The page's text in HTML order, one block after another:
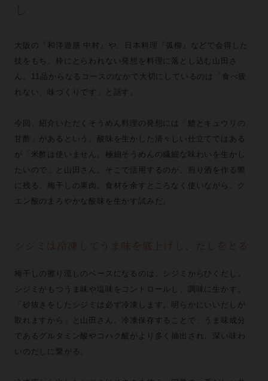
し
大阪の『和洋遊膳 中村』や、日本料理『弧柳』などで会得した
技をもち、枠にとらわれない発想を料理に落とし込む山田さ
ん。11品からなるコースのなかで大切にしているのは「食べ疲
れない、味づくりです」と話す。
今回、紹介いただくそうめん料理の発想には「鱧とキュウリの
甘酢」があるという。酸味を生かした清々しい仕立てではある
が「米酢は使いません。極細そうめんの繊細な味わいを生かし
たいので」と山田さん。そこで活用するのが、煎り酒を作る際
に残る、梅干しの果肉。食材を余すところなく使いながら、ク
エン酸のまろやかな酸味を生かす試みだ。
シジミは冷凍してうま味を底上げし、だしをとる
梅干しの擦り流しのベースになるのは、シジミからひくだし。
シジミがもつうま味や塩味をコントロールし、調味に生かす。
「砂抜きをしたシジミは必ず冷凍します。明らかにいいだしが
取れますから」と山田さん。冷凍保存することで、うま味成分
であるグルタミン酸やコハク酸がより多く抽出され、深い味わ
いのだしに繋がる。